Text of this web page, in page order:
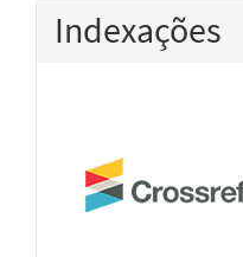
Indexações